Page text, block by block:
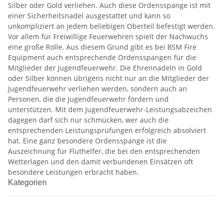
Silber oder Gold verliehen. Auch diese Ordensspange ist mit
einer Sicherheitsnadel ausgestattet und kann so
unkompliziert an jedem beliebigen Oberteil befestigt werden.
Vor allem für Freiwillige Feuerwehren spielt der Nachwuchs
eine große Rolle. Aus diesem Grund gibt es bei BSM Fire
Equipment auch entsprechende Ordensspangen für die
Mitglieder der Jugendfeuerwehr. Die Ehrennadeln in Gold
oder Silber können übrigens nicht nur an die Mitglieder der
Jugendfeuerwehr verliehen werden, sondern auch an
Personen, die die Jugendfeuerwehr fördern und
unterstützen. Mit dem Jugendfeuerwehr-Leistungsabzeichen
dagegen darf sich nur schmücken, wer auch die
entsprechenden Leistungsprüfungen erfolgreich absolviert
hat. Eine ganz besondere Ordensspange ist die
Auszeichnung für Fluthelfer, die bei den entsprechenden
Wetterlagen und den damit verbundenen Einsätzen oft
besondere Leistungen erbracht haben.
Kategorien